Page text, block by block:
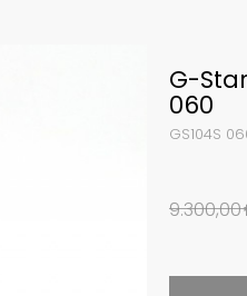
G-
060
GS104S
9.300,00